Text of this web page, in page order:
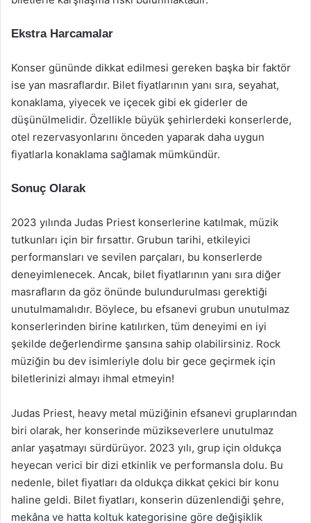
Ekstra Harcamalar
Konser gününde dikkat edilmesi gereken başka bir faktör
ise yan masraflardır. Bilet fiyatlarının yanı sıra, seyahat,
konaklama, yiyecek ve içecek gibi ek giderler de
düşünülmelidir. Özellikle büyük şehirlerdeki konserlerde,
otel rezervasyonlarını önceden yaparak daha uygun
fiyatlarla konaklama sağlamak mümkündür.
Sonuç Olarak
2023 yılında Judas Priest konserlerine katılmak, müzik
tutkunları için bir fırsattır. Grubun tarihi, etkileyici
performansları ve sevilen parçaları, bu konserlerde
deneyimlenecek. Ancak, bilet fiyatlarının yanı sıra diğer
masrafların da göz önünde bulundurulması gerektiği
unutulmamalıdır. Böylece, bu efsanevi grubun unutulmaz
konserlerinden birine katılırken, tüm deneyimi en iyi
şekilde değerlendirme şansına sahip olabilirsiniz. Rock
müziğin bu dev isimleriyle dolu bir gece geçirmek için
biletlerinizi almayı ihmal etmeyin!
Judas Priest, heavy metal müziğinin efsanevi gruplarından
biri olarak, her konserinde müzikseverlere unutulmaz
anlar yaşatmayı sürdürüyor. 2023 yılı, grup için oldukça
heyecan verici bir dizi etkinlik ve performansla dolu. Bu
nedenle, bilet fiyatları da oldukça dikkat çekici bir konu
haline geldi. Bilet fiyatları, konserin düzenlendiği şehre,
mekâna ve hatta koltuk kategorisine göre değişiklik